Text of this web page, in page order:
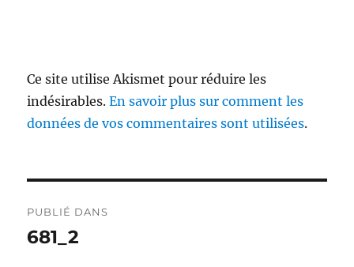
Ce site utilise Akismet pour réduire les
indésirables.En savoir plus sur comment les
données de vos commentaires sont utilisées.
de
PUBLIÉ DANS
681_2